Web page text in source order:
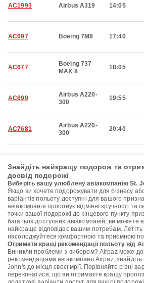
AC1993 Airbus A319 14:05
AC697 Boeing 7M8 17:40
AC677
Boeing 737
MAX 8
18:05
AC699
Airbus A220-
300
19:55
AC7681
Airbus A220-
300
20:40
Знайдіть найкращу подорож та
досвід подорожі
Виберіть вашу улюблену авіакомпанію St.
Якщо ви хочете подорожувати для бізнесу
варіантів польоту доступні для вашого
авіакомпанія пропонує відмінні зручності та
точки вашої подорожі до кінцевого пункту
багатьох доступних авіакомпаній, ви можете
найкраще відповідає вашим потребам. Летіть
насолоджуйтеся комфортною та приємною
Отримати кращі рекомендації польоту від
Виникли проблеми з вибором? Airpaz може
рекомендаціями авіакомпанії Airpaz,
John's до місця своєї мрії. Порівняйте різні
переконатися, що ви отримаєте кращу